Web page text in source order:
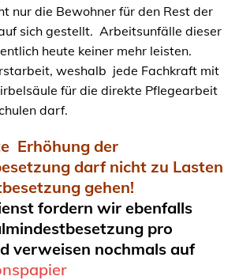
nur die Bewohner für den Rest der
sich gestellt. Arbeitsunfälle dieser
heute keiner mehr leisten.
weshalb jede Fachkraft mit
für die direkte Pflegearbeit
darf.
Erhöhung der
darf nicht zu Lasten
gehen!
fordern wir ebenfalls
pro
verweisen nochmals auf